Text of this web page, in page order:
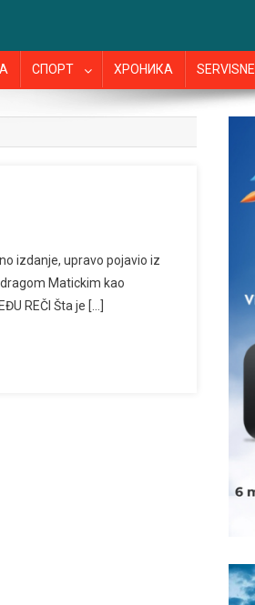
СПОРТ ХРОНИКА
izdanje, upravo pojavio iz
Matickim kao
REČI Šta je […]